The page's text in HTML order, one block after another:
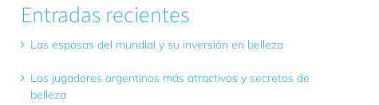
Entradas recientes
Las esposas del mundial y su inversión en belleza
Los jugadores argentinos más atractivos y secretos de
belleza